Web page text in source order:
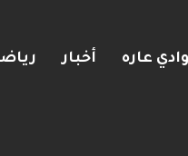
وادي عاره أخبار